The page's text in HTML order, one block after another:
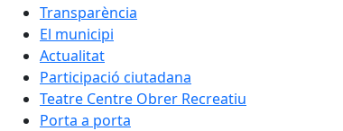
Transparència
El municipi
Actualitat
Participació ciutadana
Teatre Centre Obrer Recreatiu
Porta a porta